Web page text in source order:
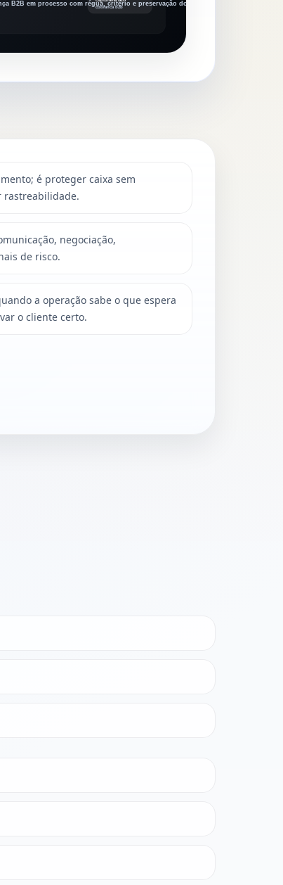
é proteger caixa sem
rastreabilidade.
negociação,
de risco.
a operação sabe o que espera
o cliente certo.